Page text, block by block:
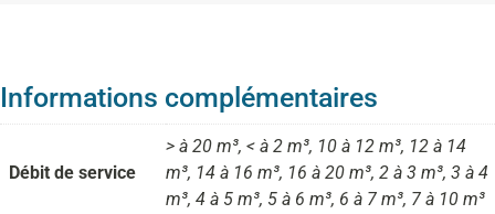
Informations complémentaires
Débit de service
> à 20 m³, < à 2 m³, 10 à 12 m³, 12 à 14
m³, 14 à 16 m³, 16 à 20 m³, 2 à 3 m³, 3 à 4
m³, 4 à 5 m³, 5 à 6 m³, 6 à 7 m³, 7 à 10 m³